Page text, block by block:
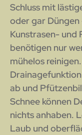
Schluss mit
oder gar
Kunstrasen- und
benötigen nur
mühelos
ab und
Schnee können
nichts anhaben.
Laub und